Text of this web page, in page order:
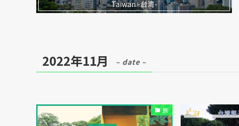
Taiwan -台湾-
2022年11月 – date –
旅